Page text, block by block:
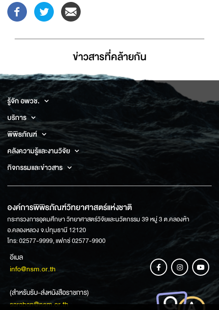
ข่าวสารที่่คล้ายกัน
รู้จัก อพวช.
บริการ
พิพิธภัณฑ์
คลังความรู้และงานวิจัย
กิจกรรมและข่าวสาร
องค์การพิพิธภัณฑ์วิทยาศาสตร์แห่งชาติ
กระทรวงการอุดมศึกษา วิทยาศาสตร์วิจัยและนวัตกรรม 39 หมู่ 3 ต.คลองห้า
อ.คลองหลวง จ.ปทุมธานี 12120
โทร: 02577-9999, แฟกซ์ 02577-9900
อีเมล
info@nsm.or.th
(สำหรับรับ-ส่งหนังสือราชการ)
saraban@nsm.or.th